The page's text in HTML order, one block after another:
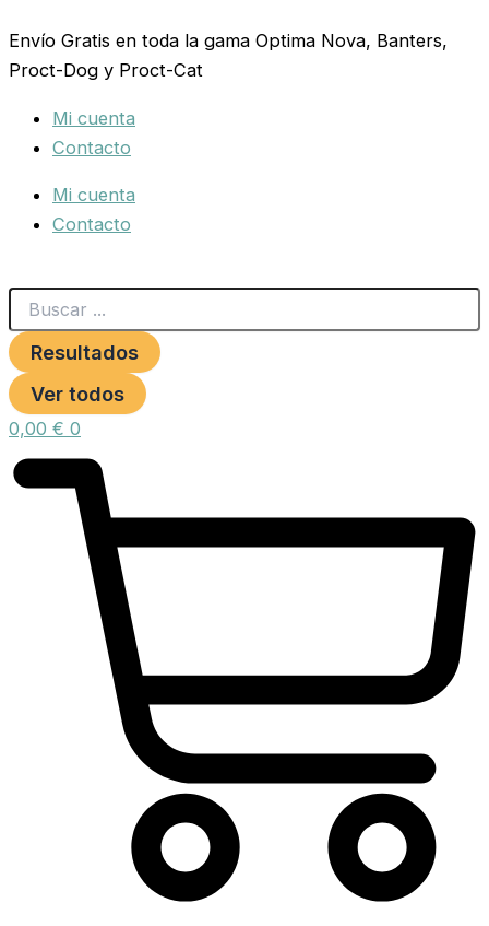
al
contenido
Envío Gratis en toda la gama Optima Nova, Banters,
Proct-Dog y Proct-Cat
Mi cuenta
Contacto
Mi cuenta
Contacto
...
Resultados
Ver todos
0,00 € 0
CUERO
LISO
20X450MM.NATURAL
cantidad